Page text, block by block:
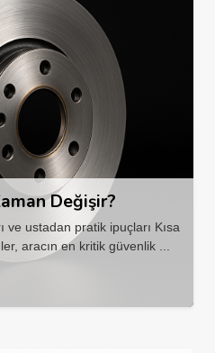
Değişir?
ve ustadan pratik ipuçları Kısa
aracın en kritik güvenlik ...